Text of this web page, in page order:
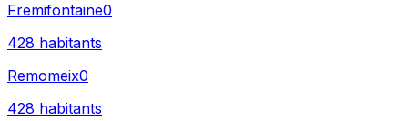
Fremifontaine0
428 habitants
Remomeix0
428 habitants